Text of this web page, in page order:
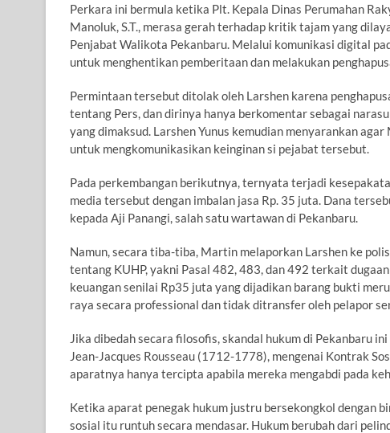
Perkara ini bermula ketika Plt. Kepala Dinas Perumahan
Manoluk, S.T., merasa gerah terhadap kritik tajam yang
Penjabat Walikota Pekanbaru. Melalui komunikasi digital
untuk menghentikan pemberitaan dan melakukan
Permintaan tersebut ditolak oleh Larshen karena
tentang Pers, dan dirinya hanya berkomentar sebagai
yang dimaksud. Larshen Yunus kemudian menyarankan
untuk mengkomunikasikan keinginan si pejabat tersebut.
Pada perkembangan berikutnya, ternyata terjadi
media tersebut dengan imbalan jasa Rp. 35 juta. Dana
kepada Aji Panangi, salah satu wartawan di Pekanbaru.
Namun, secara tiba-tiba, Martin melaporkan Larshen ke
tentang KUHP, yakni Pasal 482, 483, dan 492 terkait
keuangan senilai Rp35 juta yang dijadikan barang bukti
raya secara professional dan tidak ditransfer oleh pelapor
Jika dibedah secara filosofis, skandal hukum di Pekanbaru
Jean-Jacques Rousseau (1712-1778), mengenai Kontrak
aparatnya hanya tercipta apabila mereka mengabdi pada
Ketika aparat penegak hukum justru bersekongkol dengan
sosial itu runtuh secara mendasar. Hukum berubah dari